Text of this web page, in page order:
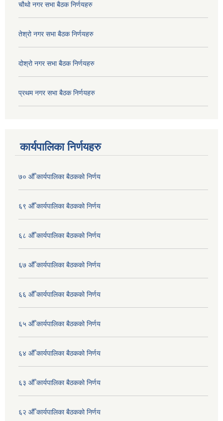
चौथो नगर सभा बैठक निर्णयहरु
तेश्रो नगर सभा बैठक निर्णयहरु
दोश्रो नगर सभा बैठक निर्णयहरु
प्रथम नगर सभा बैठक निर्णयहरु
कार्यपालिका निर्णयहरु
७० औँ कार्यपालिका बैठकको निर्णय
६९ औँ कार्यपालिका बैठकको निर्णय
६८ औँ कार्यपालिका बैठकको निर्णय
६७ औँ कार्यपालिका बैठकको निर्णय
६६ औँ कार्यपालिका बैठकको निर्णय
६५ औँ कार्यपालिका बैठकको निर्णय
६४ औँ कार्यपालिका बैठकको निर्णय
६३ औँ कार्यपालिका बैठकको निर्णय
६२ औँ कार्यपालिका बैठकको निर्णय